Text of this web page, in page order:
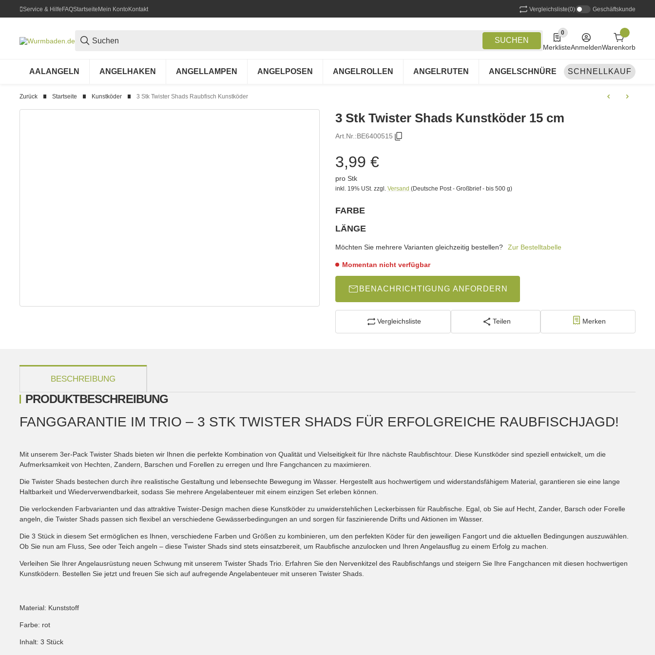
Service & HilfeFAQStartseiteMein KontoKontakt Vergleichsliste(0) Geschäftskunde
SUCHEN
0
0 Produkte in der Liste
MerklisteAnmeldenWarenkorb
AALANGELN ANGELHAKEN ANGELLAMPEN ANGELPOSEN ANGELROLLEN ANGELRUTEN ANGELSCHNÜRE ANGELSETS
SCHNELLKAUF
Zurück Startseite Kunstköder 3 Stk Twister Shads Raubfisch Kunstköder
3 Stk Twister Shads Kunstköder 15 cm
Art.Nr.:BE6400515
3,99 €
pro Stk
inkl. 19% USt. zzgl. Versand (Deutsche Post - Großbrief - bis 500 g)
FARBE
LÄNGE
Möchten Sie mehrere Varianten gleichzeitig bestellen?
Zur Bestelltabelle
Momentan nicht verfügbar
BENACHRICHTIGUNG ANFORDERN
Vergleichsliste Teilen Merken
BESCHREIBUNG
PRODUKTBESCHREIBUNG
FANGGARANTIE IM TRIO – 3 STK TWISTER SHADS FÜR ERFOLGREICHE RAUBFISCHJAGD!
Mit unserem 3er-Pack Twister Shads bieten wir Ihnen die perfekte Kombination von Qualität und Vielseitigkeit für Ihre nächste Raubfischtour. Diese Kunstköder sind speziell entwickelt, um die
Aufmerksamkeit von Hechten, Zandern, Barschen und Forellen zu erregen und Ihre Fangchancen zu maximieren.
Die Twister Shads bestechen durch ihre realistische Gestaltung und lebensechte Bewegung im Wasser. Hergestellt aus hochwertigem und widerstandsfähigem Material, garantieren sie eine lange
Haltbarkeit und Wiederverwendbarkeit, sodass Sie mehrere Angelabenteuer mit einem einzigen Set erleben können.
Die verlockenden Farbvarianten und das attraktive Twister-Design machen diese Kunstköder zu unwiderstehlichen Leckerbissen für Raubfische. Egal, ob Sie auf Hecht, Zander, Barsch oder Forelle
angeln, die Twister Shads passen sich flexibel an verschiedene Gewässerbedingungen an und sorgen für faszinierende Drifts und Aktionen im Wasser.
Die 3 Stück in diesem Set ermöglichen es Ihnen, verschiedene Farben und Größen zu kombinieren, um den perfekten Köder für den jeweiligen Fangort und die aktuellen Bedingungen auszuwählen.
Ob Sie nun am Fluss, See oder Teich angeln – diese Twister Shads sind stets einsatzbereit, um Raubfische anzulocken und Ihren Angelausflug zu einem Erfolg zu machen.
Verleihen Sie Ihrer Angelausrüstung neuen Schwung mit unserem Twister Shads Trio. Erfahren Sie den Nervenkitzel des Raubfischfangs und steigern Sie Ihre Fangchancen mit diesen hochwertigen
Kunstködern. Bestellen Sie jetzt und freuen Sie sich auf aufregende Angelabenteuer mit unseren Twister Shads.
Material: Kunststoff
Farbe: rot
Inhalt: 3 Stück